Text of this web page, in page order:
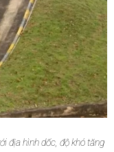
địa hình dốc, độ khó tăng